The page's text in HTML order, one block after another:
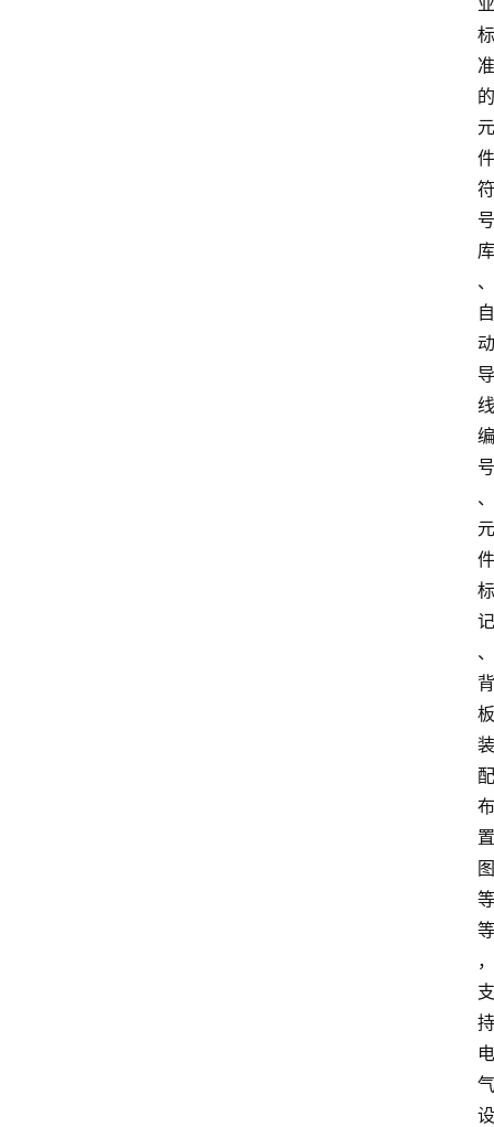
标
准
的
元
件
符
号
库
、
自
动
导
线
编
号
、
元
件
标
记
、
背
板
装
配
布
置
图
等
等
，
支
持
电
气
设